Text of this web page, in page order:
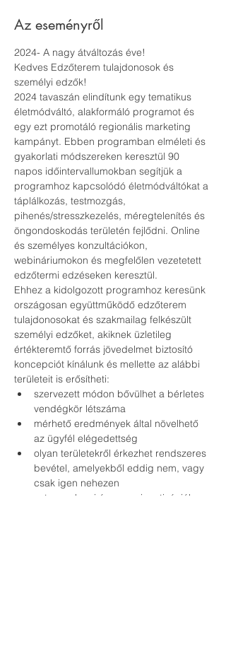
Az eseményről
2024- A nagy átváltozás éve!
Kedves Edzőterem tulajdonosok és
személyi edzők!
2024 tavaszán elindítunk egy tematikus
életmódváltó, alakformáló programot és
egy ezt promotáló regionális marketing
kampányt. Ebben programban elméleti és
gyakorlati módszereken keresztül 90
napos időintervallumokban segítjük a
programhoz kapcsolódó életmódváltókat a
táplálkozás, testmozgás,
pihenés/stresszkezelés, méregtelenítés és
öngondoskodás területén fejlődni. Online
és személyes konzultációkon,
webináriumokon és megfelőlen vezetetett
edzőtermi edzéseken keresztül.
Ehhez a kidolgozott programhoz keresünk
országosan együttműködő edzőterem
tulajdonosokat és szakmailag felkészült
személyi edzőket, akiknek üzletileg
értékteremtő forrás jövedelmet biztosító
koncepciót kínálunk és mellette az alábbi
területeit is erősítheti:
szervezett módon bővülhet a bérletes
vendégkör létszáma
mérhető eredmények által növelhető
az ügyfél elégedettség
olyan területekről érkezhet rendszeres
bevétel, amelyekből eddig nem, vagy
csak igen nehezen
extra szakmai és anyagi motivációk